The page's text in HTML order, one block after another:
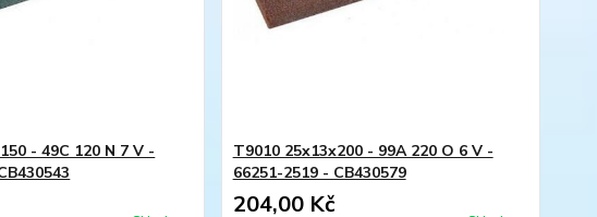
- 49C 120 N 7 V -
T9010 25x13x200 - 99A 220 O 6 V -
66251-2519 - CB430579
204,00 Kč